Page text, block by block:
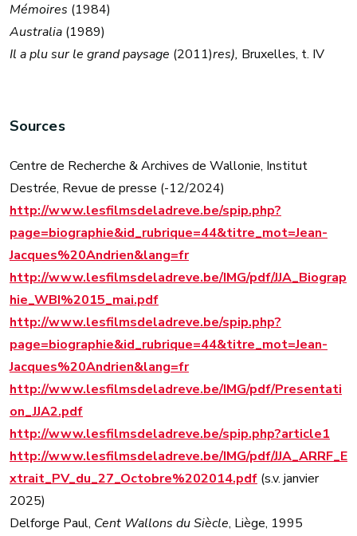
Mémoires (1984)
Australia (1989)
Il a plu sur le grand paysage (2011)res), Bruxelles, t. IV
Sources
Centre de Recherche & Archives de Wallonie, Institut
Destrée, Revue de presse (-12/2024)
http://www.lesfilmsdeladreve.be/spip.php?
page=biographie&id_rubrique=44&titre_mot=Jean-
Jacques%20Andrien&lang=fr
http://www.lesfilmsdeladreve.be/IMG/pdf/JJA_Biograp
hie_WBI%2015_mai.pdf
http://www.lesfilmsdeladreve.be/spip.php?
page=biographie&id_rubrique=44&titre_mot=Jean-
Jacques%20Andrien&lang=fr
http://www.lesfilmsdeladreve.be/IMG/pdf/Presentati
on_JJA2.pdf
http://www.lesfilmsdeladreve.be/spip.php?article1
http://www.lesfilmsdeladreve.be/IMG/pdf/JJA_ARRF_E
xtrait_PV_du_27_Octobre%202014.pdf (s.v. janvier
2025)
Delforge Paul, Cent Wallons du Siècle, Liège, 1995